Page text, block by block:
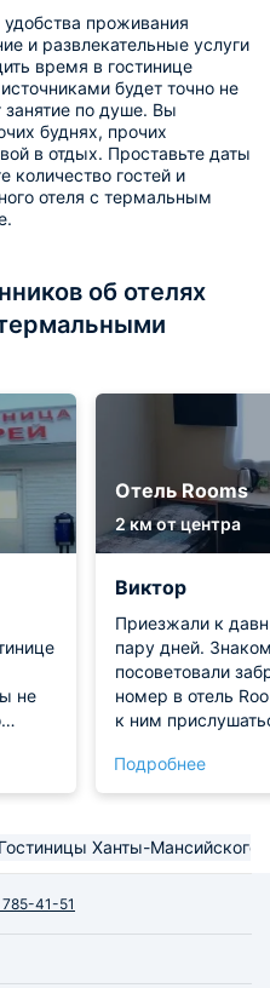
проживания
и развлекательные услуги
время в гостинице
будет точно не
по душе. Вы
буднях, прочих
в отдых. Проставьте даты
количество гостей и
отеля с термальным
об отелях
не
Отель Rooms
2 км от центра
Виктор
Приезжали к
пару дней. Знакомые
посоветовали
номер в отель
к ним
приятный и
чисто, техника и
понравилось!
Подробнее
Гостиницы Ханты-Мансийского
41-51